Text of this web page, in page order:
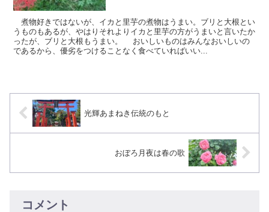
煮物好きではないが、イカと里芋の煮物はうまい。ブリと大根とい
うものもあるが、やはりそれよりイカと里芋の方がうまいと言いたか
ったが、ブリと大根もうまい。 おいしいものはみんなおいしいの
であるから、優劣をつけることなく食べていればいい...
光輝あまねき伝統のもと
おぼろ月夜は春の歌
コメント